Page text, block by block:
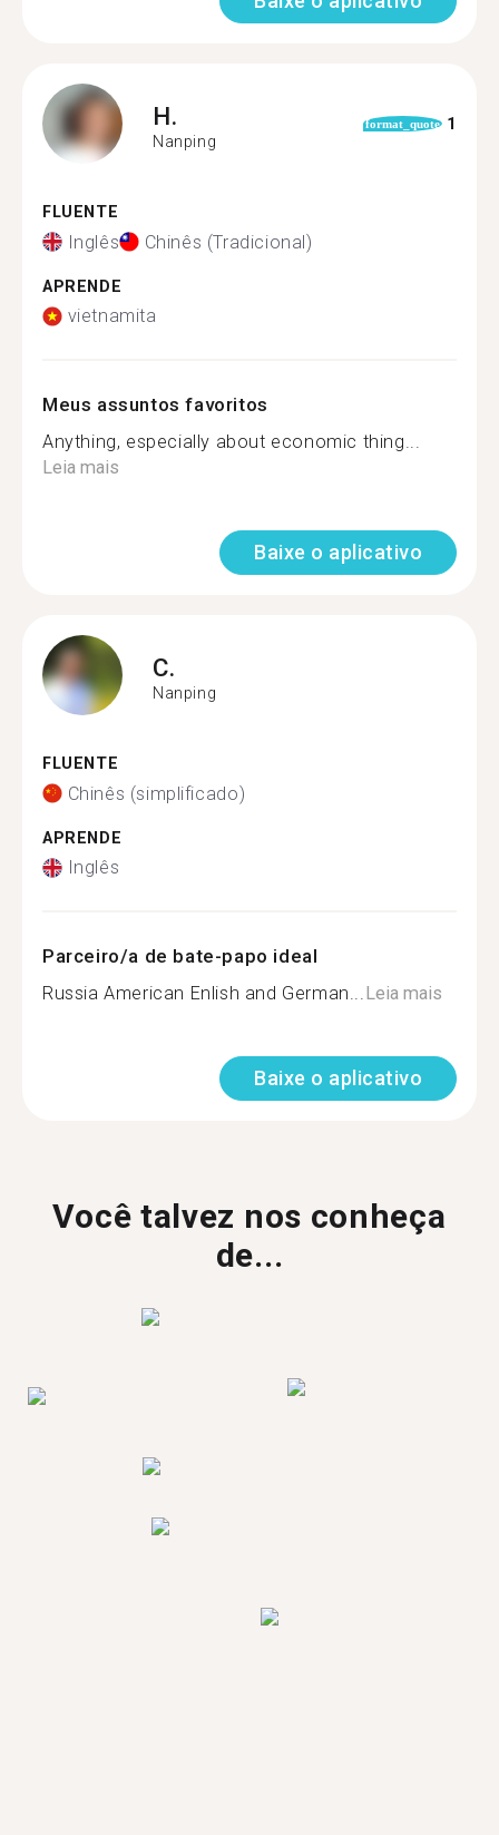
H.
Nanping
format_quote 1
FLUENTE
Inglês Chinês (Tradicional)
APRENDE
vietnamita
Meus assuntos favoritos
Anything, especially about economic thing...
Leia mais
Baixe o aplicativo
C.
Nanping
FLUENTE
Chinês (simplificado)
APRENDE
Inglês
Parceiro/a de bate-papo ideal
Russia American Enlish and German...Leia mais
Baixe o aplicativo
Você talvez nos conheça
de...